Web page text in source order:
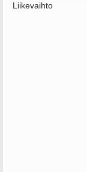
Liikevaihto